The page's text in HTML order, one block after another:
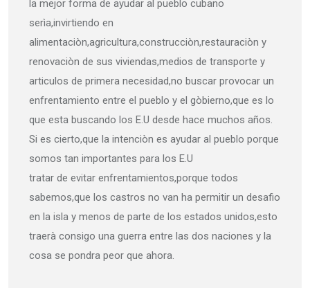
la mejor forma de ayudar al pueblo cubano
serìa,invirtiendo en
alimentaciòn,agricultura,construcciòn,restauraciòn y
renovaciòn de sus viviendas,medios de transporte y
articulos de primera necesidad,no buscar provocar un
enfrentamiento entre el pueblo y el gòbierno,que es lo
que esta buscando los E.U desde hace muchos años.
Si es cierto,que la intenciòn es ayudar al pueblo porque
somos tan importantes para los E.U
tratar de evitar enfrentamientos,porque todos
sabemos,que los castros no van ha permitir un desafio
en la isla y menos de parte de los estados unidos,esto
traerà consigo una guerra entre las dos naciones y la
cosa se pondra peor que ahora.